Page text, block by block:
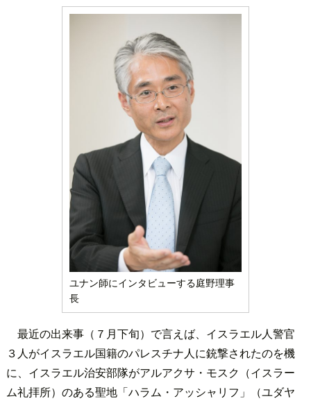
ユナン師にインタビューする庭野理事
長
最近の出来事（７月下旬）で言えば、イスラエル人警官
３人がイスラエル国籍のパレスチナ人に銃撃されたのを機
に、イスラエル治安部隊がアルアクサ・モスク（イスラー
ム礼拝所）のある聖地「ハラム・アッシャリフ」（ユダヤ